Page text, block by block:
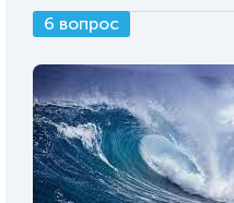
6 вопрос